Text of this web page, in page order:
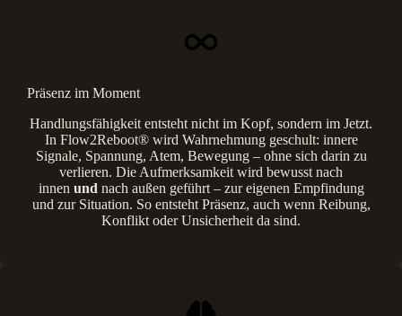
Präsenz im Moment
Handlungsfähigkeit entsteht nicht im Kopf, sondern im Jetzt.
In Flow2Reboot® wird Wahrnehmung geschult: innere
Signale, Spannung, Atem, Bewegung – ohne sich darin zu
verlieren. Die Aufmerksamkeit wird bewusst nach
innen und nach außen geführt – zur eigenen Empfindung
und zur Situation. So entsteht Präsenz, auch wenn Reibung,
Konflikt oder Unsicherheit da sind.